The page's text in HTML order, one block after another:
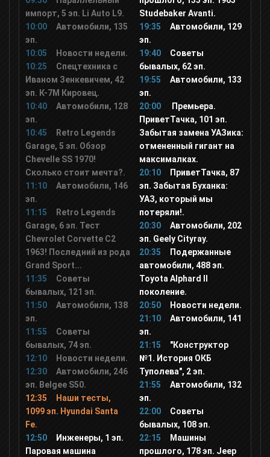
М2
РУ ТВ
Bridge TV
ТНТ MUSIC
Шансон ТВ
Муз ТВ
Ля минор
Europa Plus TV
ЖАРА
MTV 80S
MTV 00s
импорт, 5 эп. Li Auto L9.
10:00
Автомобили, 135
эп.
10:05
Новости недели.
10:25
Спецтехника с
Иваном Зенкевичем, 42
эп. К-7М Кировец.
10:40
Автомобили, 128
эп.
10:45
Retro Legends
Garage, 5 эп. Обзор
Chevelle SS 1970!
Сколько стоит мечта?.
11:10
Автомобили, 146
эп.
11:15
Retro Legends
Garage, 6 эп. Тест
Chevrolet Corvette C2
1963! Последний из рода
Grand Sport...
11:35
Советы
бывалых, 121 эп.
11:50
Автомобили, 138
эп.
11:55
Советы
бывалых, 74 эп.
12:10
Новости недели.
12:30
Автомобили, 246
эп. Belgee S50.
12:35
Наши тесты,
1099 эп. Hyundai Santa
Fe.
12:50
Инженеры, 1 эп.
Паровая машина
Studebaker Avanti.
19:35
Автомобили, 129
эп.
19:40
Советы
бывалых, 62 эп.
19:55
Автомобили, 133
эп.
20:00
Премьера.
ПриветТачка, 101 эп.
Забытая замена УАЗика:
отмененный гигант на
максималках.
20:10
ПриветТачка, 87
эп. Забытая Буханка:
УАЗ, который мы
потеряли!.
20:30
Автомобили, 202
эп. Geely Cityray.
20:35
Подержанные
автомобили, 488 эп.
Toyota Alphard II
поколение.
20:50
Новости недели.
21:10
Автомобили, 141
эп.
21:15
"Конструктор
№1. История ОКБ
Туполева", 2 эп.
21:55
Автомобили, 132
эп.
22:00
Советы
бывалых, 108 эп.
22:15
Машины
прошлого, 178 эп. Jeep